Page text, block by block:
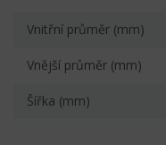
Vnitřní průměr (mm)
Vnější průměr (mm)
Šířka (mm)